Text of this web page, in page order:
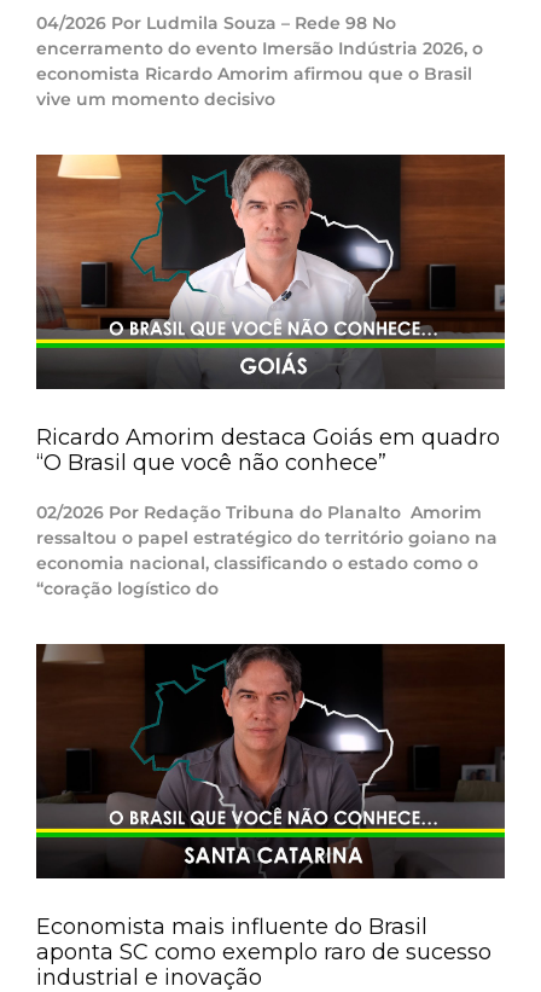
04/2026 Por Ludmila Souza – Rede 98 No
encerramento do evento Imersão Indústria 2026, o
economista Ricardo Amorim afirmou que o Brasil
vive um momento decisivo
Ricardo Amorim destaca Goiás em quadro
“O Brasil que você não conhece”
02/2026 Por Redação Tribuna do Planalto Amorim
ressaltou o papel estratégico do território goiano na
economia nacional, classificando o estado como o
“coração logístico do
Economista mais influente do Brasil
aponta SC como exemplo raro de sucesso
industrial e inovação